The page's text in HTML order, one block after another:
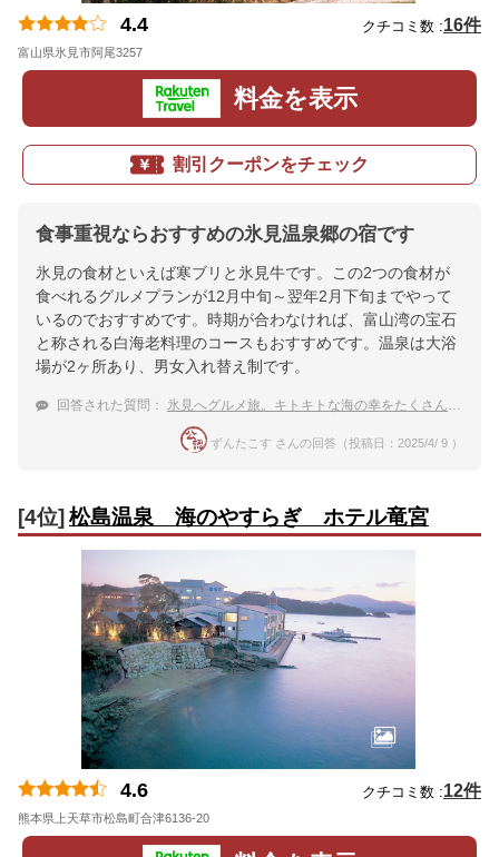
4.4 クチコミ数 :16件
富山県氷見市阿尾3257
料金を表示
割引クーポンをチェック
食事重視ならおすすめの氷見温泉郷の宿です
氷見の食材といえば寒ブリと氷見牛です。この2つの食材が
食べれるグルメプランが12月中旬～翌年2月下旬までやって
いるのでおすすめです。時期が合わなければ、富山湾の宝石
と称される白海老料理のコースもおすすめです。温泉は大浴
場が2ヶ所あり、男女入れ替え制です。
回答された質問： 氷見へグルメ旅。キトキトな海の幸をたくさんいただける温泉宿は？
ずんたこす さんの回答（投稿日：2025/4/ 9 ）
[4位] 松島温泉 海のやすらぎ ホテル竜宮
4.6 クチコミ数 :12件
熊本県上天草市松島町合津6136-20